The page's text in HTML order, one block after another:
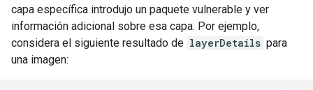
capa específica introdujo un paquete vulnerable y ver
información adicional sobre esa capa. Por ejemplo,
considera el siguiente resultado de layerDetails para
una imagen: